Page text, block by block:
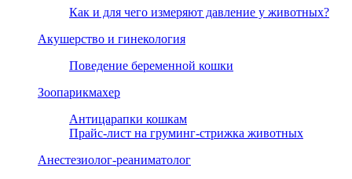
Как и для чего измеряют давление у животных?
Акушерство и гинекология
Поведение беременной кошки
Зоопарикмахер
Антицарапки кошкам
Прайс-лист на груминг-стрижка животных
Анестезиолог-реаниматолог